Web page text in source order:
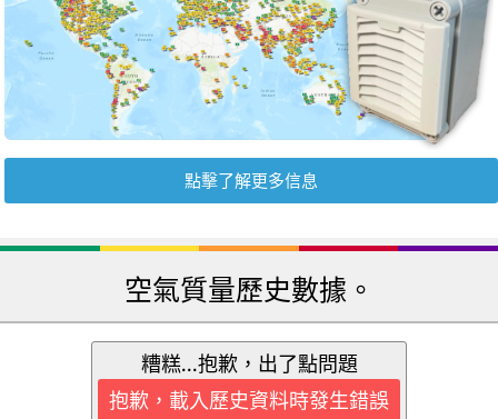
點擊了解更多信息
空氣質量歷史數據。
糟糕...抱歉，出了點問題
抱歉，載入歷史資料時發生錯誤